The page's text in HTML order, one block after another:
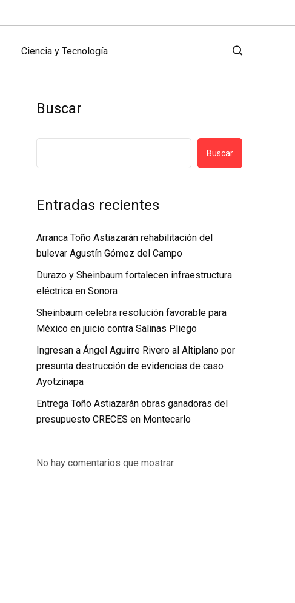
Ciencia y Tecnología
Buscar
Buscar
Entradas recientes
Arranca Toño Astiazarán rehabilitación del
bulevar Agustín Gómez del Campo
Durazo y Sheinbaum fortalecen infraestructura
eléctrica en Sonora
Sheinbaum celebra resolución favorable para
México en juicio contra Salinas Pliego
Ingresan a Ángel Aguirre Rivero al Altiplano por
presunta destrucción de evidencias de caso
Ayotzinapa
Entrega Toño Astiazarán obras ganadoras del
presupuesto CRECES en Montecarlo
No hay comentarios que mostrar.